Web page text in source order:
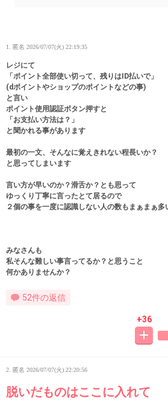
1. 匿名 2026/07/07(火) 22:19:35
レジにて
「ポイント全部使い切って、残りはID払いで」
(dポイントやショップのポイントなどの事)
と言い
ポイント使用認証ボタン押すと
「お支払い方法は？」
と聞かれる事があります
最初の一文、そんなに覚えきれない程長いか？
と思ってしまいます
言い方が早いのか？滑舌か？とも思って
ゆっくり丁寧に言ったとて居るので
２個の事を一度に認識しない人の数もまぁまぁ多
みなさんも
私そんな難しい事言ってるか？と思うこと
何かありませんか？
52件の返信
+36
2. 匿名 2026/07/07(火) 22:20:56
脱いだものはここに入れて